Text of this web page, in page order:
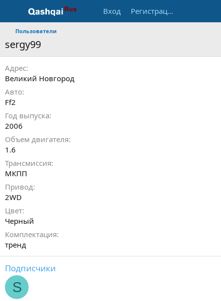
Вход Регистрация
Пользователи
sergy99
Адрес
Великий Новгород
Авто
Ff2
Год выпуска
2006
Объем двигателя
1.6
Трансмиссия
МКПП
Привод
2WD
Цвет
Черный
Комплектация
тренд
Подписчики
S